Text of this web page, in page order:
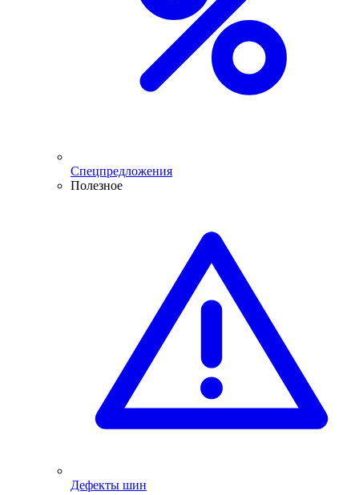
Спецпредложения
Полезное
Дефекты шин